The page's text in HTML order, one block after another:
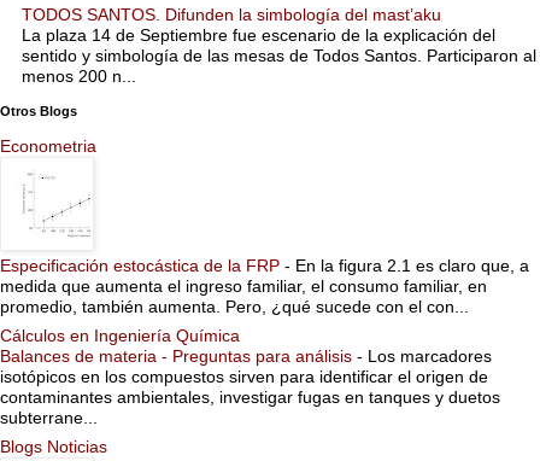
TODOS SANTOS. Difunden la simbología del mast’aku
La plaza 14 de Septiembre fue escenario de la explicación del
sentido y simbología de las mesas de Todos Santos. Participaron al
menos 200 n...
Otros Blogs
Econometria
Especificación estocástica de la FRP - En la figura 2.1 es claro que, a
medida que aumenta el ingreso familiar, el consumo familiar, en
promedio, también aumenta. Pero, ¿qué sucede con el con...
Cálculos en Ingeniería Química
Balances de materia - Preguntas para análisis - Los marcadores
isotópicos en los compuestos sirven para identificar el origen de
contaminantes ambientales, investigar fugas en tanques y duetos
subterrane...
Blogs Noticias